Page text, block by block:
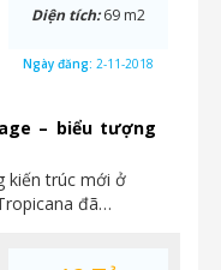
– biểu tượng
kiến trúc mới ở
đã…
Diện tích:69 m2
Ngày đăng: 2-11-2018